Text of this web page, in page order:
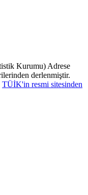
Kurumu) Adrese
derlenmiştir.
TÜİK'in resmi sitesinden